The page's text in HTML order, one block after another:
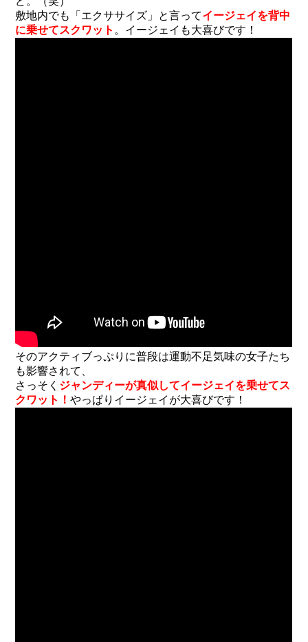
敷地内でも「エクササイズ」と言ってイージェイを背中
に乗せてスクワット 。イージェイも大喜びです！
そのアクティブっぷりに普段は運動不足気味の女子たち
も影響されて、
さっそく ジャンディーが真似してイージェイを乗せてス
クワット！やっぱりイージェイが大喜びです！